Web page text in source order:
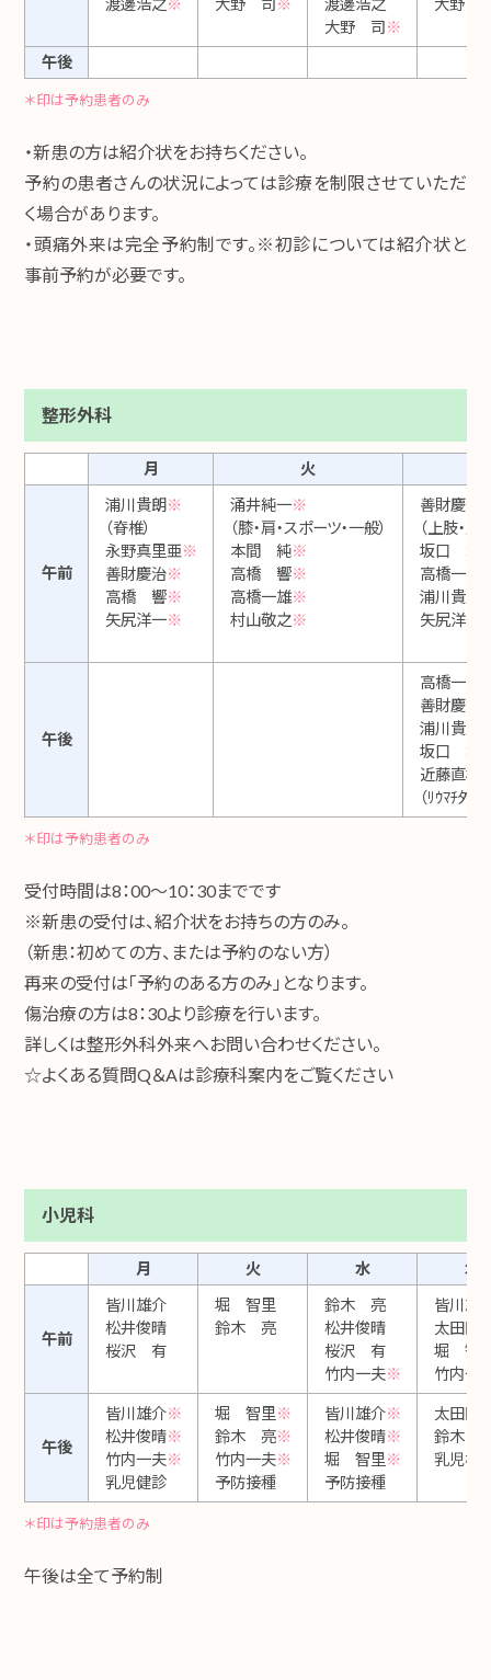
大野 司※
午後
＊印は予約患者のみ
・新患の方は紹介状をお持ちください。
予約の患者さんの状況によっては診療を制限させていただ
く場合があります。
・頭痛外来は完全予約制です。※初診については紹介状と
事前予約が必要です。
整形外科
月 火
午前
浦川貴朗※
（脊椎）
永野真里亜※
善財慶治※
高橋 響※
矢尻洋一※
涌井純一※
（膝・肩・スポーツ・一般）
本間 純※
高橋 響※
高橋一雄※
村山敬之※
善財慶治
（上肢・肘
坂口 彰
高橋一雄
浦川貴朗
矢尻洋一
午後
高橋一雄
善財慶治
浦川貴朗
坂口 彰
近藤直樹
（ﾘｳﾏﾁ外
＊印は予約患者のみ
受付時間は8：00～10：30までです
※新患の受付は、紹介状をお持ちの方のみ。
（新患：初めての方、または予約のない方）
再来の受付は「予約のある方のみ」となります。
傷治療の方は8：30より診療を行います。
詳しくは整形外科外来へお問い合わせください。
☆よくある質問Q＆Aは診療科案内をご覧ください
小児科
月 火 水 木
午前
皆川雄介
松井俊晴
桜沢 有
堀 智里
鈴木 亮
鈴木 亮
松井俊晴
桜沢 有
竹内一夫※
皆川雄
太田匡
堀 智
竹内一
午後
皆川雄介※
松井俊晴※
竹内一夫※
乳児健診
堀 智里※
鈴木 亮※
竹内一夫※
予防接種
皆川雄介※
松井俊晴※
堀 智里※
予防接種
太田匡
鈴木
乳児検
＊印は予約患者のみ
午後は全て予約制